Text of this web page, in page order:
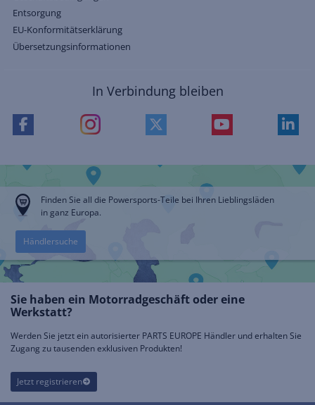
Entsorgung
EU-Konformitätserklärung
Übersetzungsinformationen
In Verbindung bleiben
Finden Sie all die Powersports-Teile bei Ihren Lieblingsläden
in ganz Europa.
Händlersuche
Sie haben ein Motorradgeschäft oder eine
Werkstatt?
Werden Sie jetzt ein autorisierter PARTS EUROPE Händler und erhalten Sie
Zugang zu tausenden exklusiven Produkten!
Jetzt registrieren